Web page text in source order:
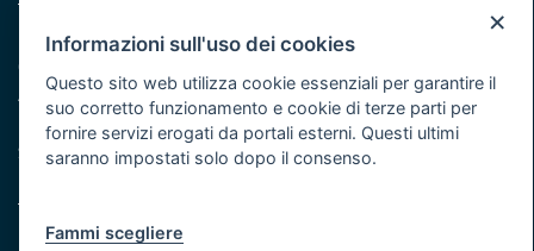
Note legali
Cookie e privacy
Atti di notifica
Feed RSS
Servizi Intranet
×
Informazioni sull'uso dei cookies
Questo sito web utilizza cookie essenziali per garantire il
suo corretto funzionamento e cookie di terze parti per
fornire servizi erogati da portali esterni. Questi ultimi
saranno impostati solo dopo il consenso.
Fammi scegliere